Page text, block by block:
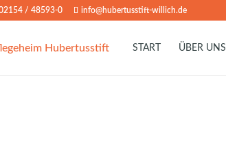
/ 48593-0 info@hubertusstift-willich.de
START ÜBER UNS